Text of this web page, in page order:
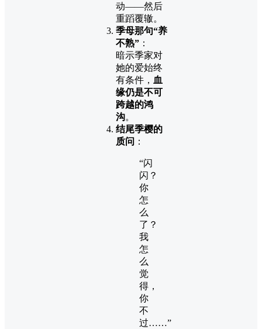
动——然后
重蹈覆辙。
季母那句“养
不熟” ：
暗示季家对
她的爱始终
有条件， 血
缘仍是不可
跨越的鸿
沟。
结尾季樱的
质问 ：
“闪
闪？
你
怎
么
了？
我
怎
么
觉
得，
你
不
过……”